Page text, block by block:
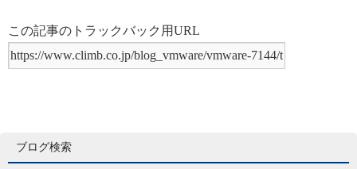
この記事のトラックバック用URL
ブログ検索